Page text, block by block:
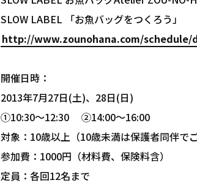
SLOW LABEL 「お魚バッグをつくろう」
http://www.zounohana.com/
開催日時：
2013年7月27日(土)、28日(日)
①10:30～12:30 ②14:00～16:00
対象：10歳以上（10歳未満は保護者同伴で
参加費：1000円（材料費、保険料含）
定員：各回12名まで